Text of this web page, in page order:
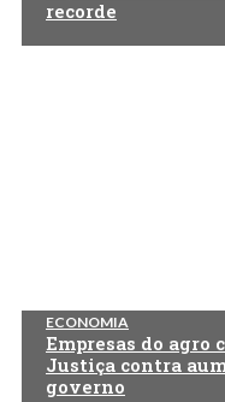
recorde
ECONOMIA
Empresas do
Justiça contra
governo